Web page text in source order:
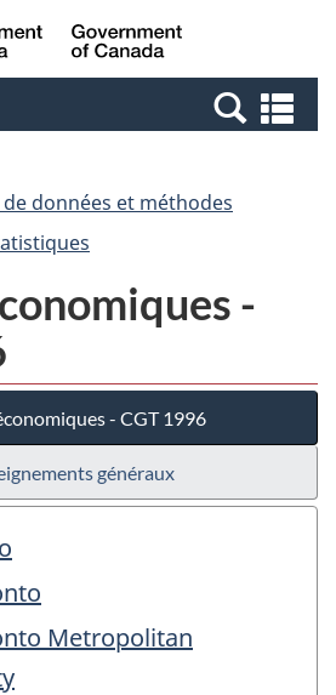
Passer
au
Passer
à
Canada
et
données et méthodes
-
- CGT 1996
généraux
Metropolitan